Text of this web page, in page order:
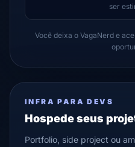
ser
Você deixa o VagaNerd e
INFRA PARA DEVS
Hospede seus
Portfolio, side project ou